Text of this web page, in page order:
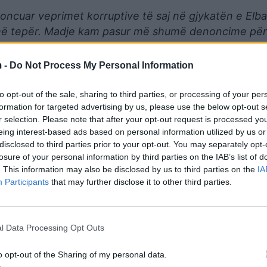
- Do Not Process My Personal Information
opt-out of the sale, sharing to third parties, or processing of your
for targeted advertising by us, please use the below opt-out
selection. Please note that after your opt-out request is processed
interest-based ads based on personal information utilized by us
to third parties prior to your opt-out. You may separately
of your personal information by third parties on the IAB’s list of
This information may also be disclosed by us to third parties on the
Participants that may further disclose it to other third parties.
Data Processing Opt Outs
opt-out of the Sharing of my personal data.
veprimet korruptive të saj në gjykatën e
tepër. Madje kam pasur më shumë denoncime për
por nuk kam pranuar pasi qasja ime gazetareske
në këtë vend që ka dhe kështu gjyqtarësh.
sqaroi se shtëpia e prindërve të tij nuk
hakmarrjes së ish-gjyqtares. Në
Dumani”.
e prindërve?
gjë madje nuk flija fare tek “Plaza“.
tek “Plaza”, por ky duket sikur i bën më shumë
t’u kapur.
Mua më vjen mirë që kjo gjyqtare është atje ku